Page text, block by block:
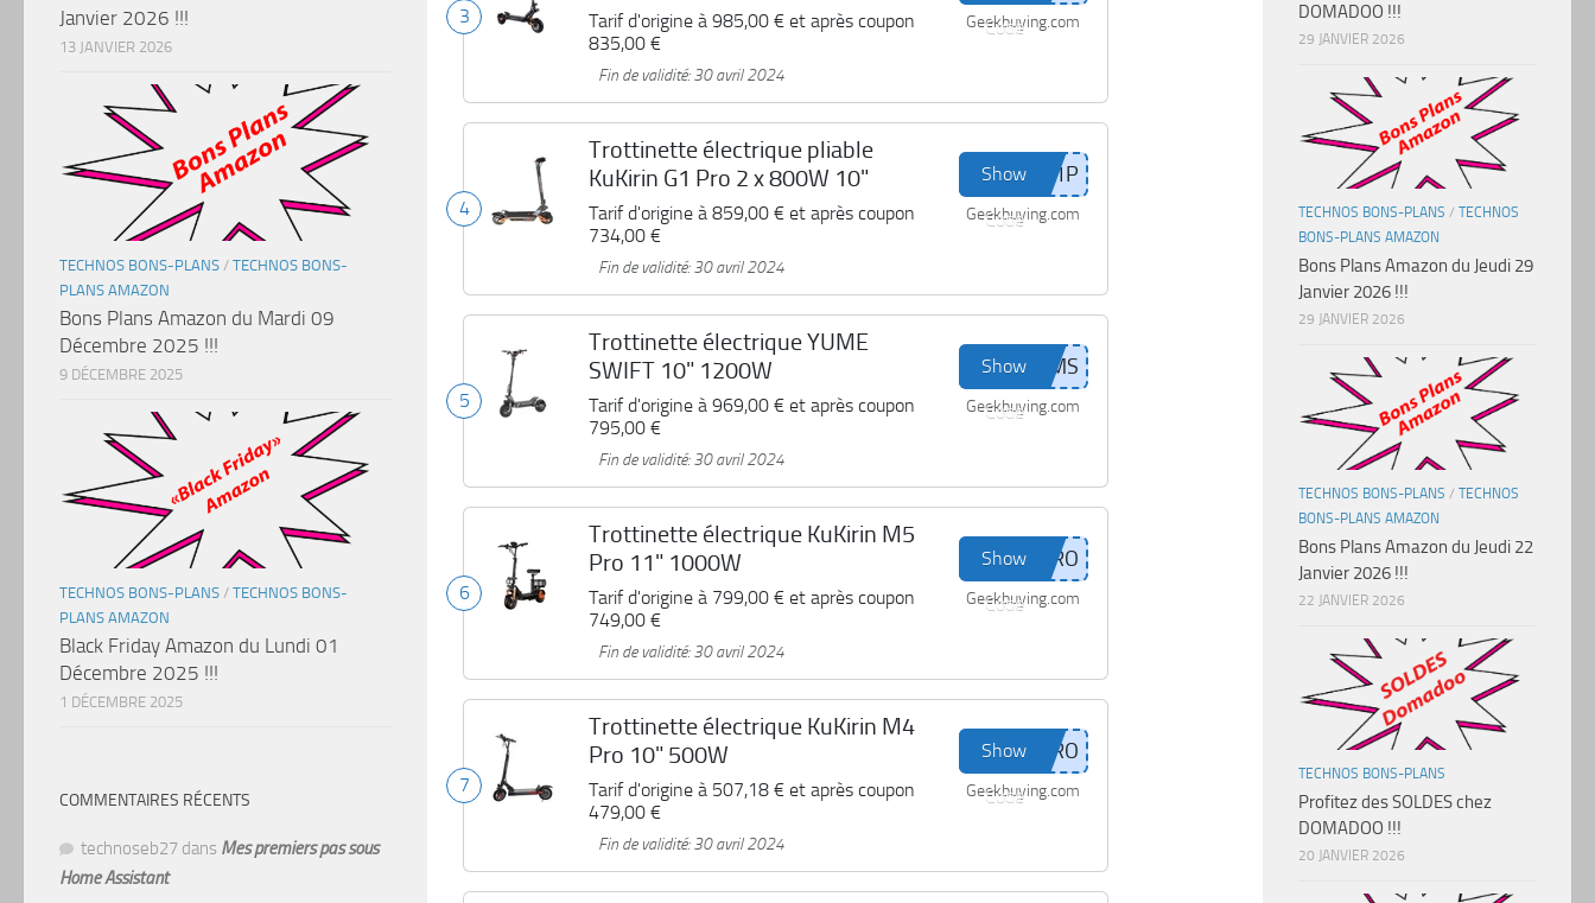
3 Tarif d'origine à 985,00 € et après coupon
835,00 €
Code
Geekbuying.com
Fin de validité: 30 avril 2024
4
Trottinette électrique pliable
KuKirin G1 Pro 2 x 800W 10"
Tarif d'origine à 859,00 € et après coupon
734,00 €
Show
Code
Geekbuying.com
Fin de validité: 30 avril 2024
5
Trottinette électrique YUME
SWIFT 10" 1200W
Tarif d'origine à 969,00 € et après coupon
795,00 €
Show
Code
Geekbuying.com
Fin de validité: 30 avril 2024
6
Trottinette électrique KuKirin M5
Pro 11" 1000W
Tarif d'origine à 799,00 € et après coupon
749,00 €
Show
Code
Geekbuying.com
Fin de validité: 30 avril 2024
7
Trottinette électrique KuKirin M4
Pro 10" 500W
Tarif d'origine à 507,18 € et après coupon
479,00 €
Show
Code
Geekbuying.com
Fin de validité: 30 avril 2024
Janvier 2026 !!!
13 JANVIER 2026
TECHNOS BONS-PLANS / TECHNOS BONS-
PLANS AMAZON
Bons Plans Amazon du Mardi 09
Décembre 2025 !!!
9 DÉCEMBRE 2025
TECHNOS BONS-PLANS / TECHNOS BONS-
PLANS AMAZON
Black Friday Amazon du Lundi 01
Décembre 2025 !!!
1 DÉCEMBRE 2025
COMMENTAIRES RÉCENTS
technoseb27 dans Mes premiers pas sous
Home Assistant
DOMADOO !!!
29 JANVIER 2026
TECHNOS BONS-PLANS / TECHNOS
BONS-PLANS AMAZON
Bons Plans Amazon du Jeudi 29
Janvier 2026 !!!
29 JANVIER 2026
TECHNOS BONS-PLANS / TECHNOS
BONS-PLANS AMAZON
Bons Plans Amazon du Jeudi 22
Janvier 2026 !!!
22 JANVIER 2026
TECHNOS BONS-PLANS
Profitez des SOLDES chez
DOMADOO !!!
20 JANVIER 2026